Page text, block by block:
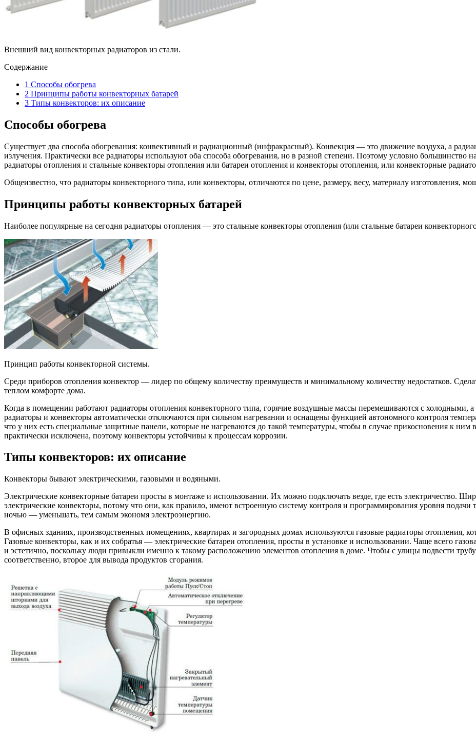
Внешний вид конвекторных радиаторов из стали.
Содержание
1 Способы обогрева
2 Принципы работы конвекторных батарей
3 Типы конвекторов: их описание
Способы обогрева
Существует два способа обогревания: конвективный и радиационный (инфракрасный). Конвекция — это движение воздуха, а
излучения. Практически все радиаторы используют оба способа обогревания, но в разной степени. Поэтому условно большинство
радиаторы отопления и стальные конвекторы отопления или батареи отопления и конвекторы отопления, или конвекторные
Общеизвестно, что радиаторы конвекторного типа, или конвекторы, отличаются по цене, размеру, весу, материалу изготовления,
Принципы работы конвекторных батарей
Наиболее популярные на сегодня радиаторы отопления — это стальные конвекторы отопления (или стальные батареи
Принцип работы конвекторной системы.
Среди приборов отопления конвектор — лидер по общему количеству преимуществ и минимальному количеству недостатков.
теплом комфорте дома.
Когда в помещении работают радиаторы отопления конвекторного типа, горячие воздушные массы перемешиваются с холодными, а
радиаторы и конвекторы автоматически отключаются при сильном нагревании и оснащены функцией автономного контроля
что у них есть специальные защитные панели, которые не нагреваются до такой температуры, чтобы в случае прикосновения к ним
практически исключена, поэтому конвекторы устойчивы к процессам коррозии.
Типы конвекторов: их описание
Конвекторы бывают электрическими, газовыми и водяными.
Электрические конвекторные батареи просты в монтаже и использовании. Их можно подключать везде, где есть электричество.
электрические конвекторы, потому что они, как правило, имеют встроенную систему контроля и программирования уровня подачи
ночью — уменьшать, тем самым экономя электроэнергию.
В офисных зданиях, производственных помещениях, квартирах и загородных домах используются газовые радиаторы отопления,
Газовые конвекторы, как и их собратья — электрические батареи отопления, просты в установке и использовании. Чаще всего
и эстетично, поскольку люди привыкли именно к такому расположению элементов отопления в доме. Чтобы с улицы подвести трубу
соответственно, второе для вывода продуктов сгорания.